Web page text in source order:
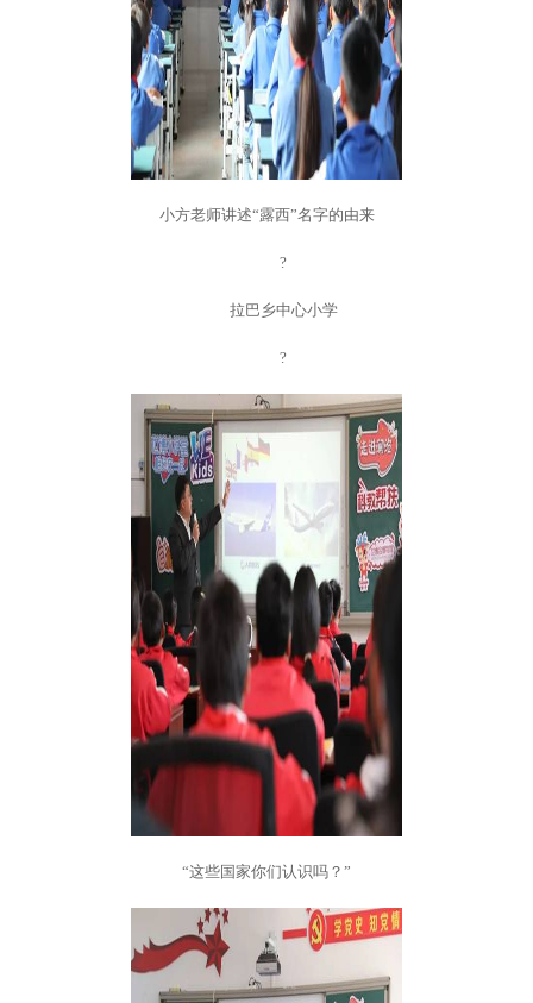
小方老师讲述“露西”名字的由来
?
拉巴乡中心小学
?
“这些国家你们认识吗？”